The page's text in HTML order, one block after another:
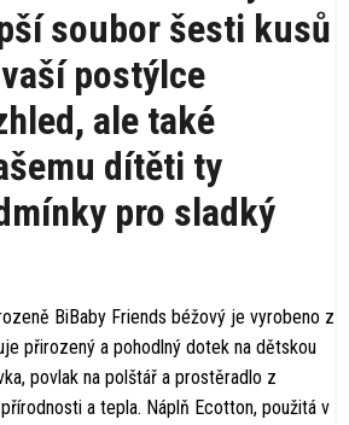
soubor šesti kusů
postýlce
ale také
dítěti ty
pro sladký
BiBaby Friends béžový je vyrobeno z
přirozený a pohodlný dotek na dětskou
povlak na polštář a prostěradlo z
a tepla. Náplň Ecotton, použitá v